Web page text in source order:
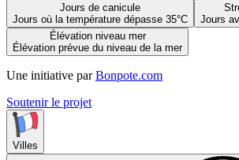
Jours de canicule
Jours où la température dépasse 35°C
Jours
Élévation niveau mer
Élévation prévue du niveau de la mer
Une initiative par Bonpote.com
Soutenir le projet
Villes